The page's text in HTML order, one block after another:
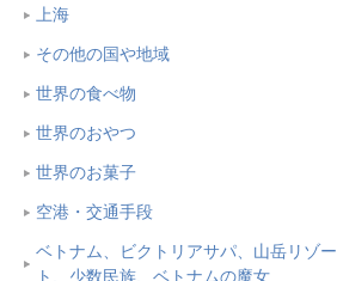
上海
その他の国や地域
世界の食べ物
世界のおやつ
世界のお菓子
空港・交通手段
ベトナム、ビクトリアサパ、山岳リゾー
ト、少数民族、ベトナムの魔女